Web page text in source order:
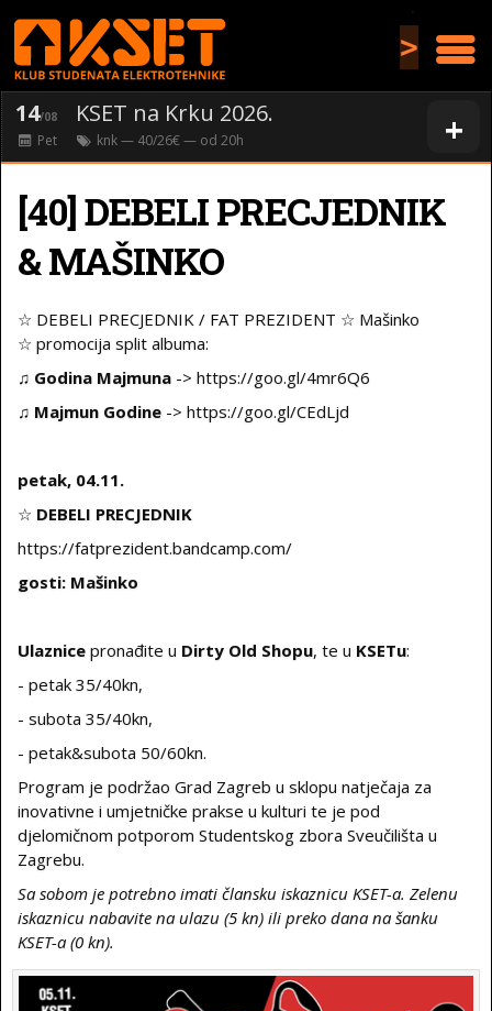
>
+
14/08 KSET na Krku 2026.
Pet knk— 40/26€ — od 20h
[40] DEBELI PRECJEDNIK
& MAŠINKO
☆ DEBELI PRECJEDNIK / FAT PREZIDENT ☆ Mašinko
☆ promocija split albuma:
♫ Godina Majmuna -> https://goo.gl/4mr6Q6
♫ Majmun Godine -> https://goo.gl/CEdLjd
petak, 04.11.
☆ DEBELI PRECJEDNIK
https://fatprezident.bandcamp.com/
gosti: Mašinko
Ulaznice pronađite u Dirty Old Shopu, te u KSETu:
- petak 35/40kn,
- subota 35/40kn,
- petak&subota 50/60kn.
Program je podržao Grad Zagreb u sklopu natječaja za
inovativne i umjetničke prakse u kulturi te je pod
djelomičnom potporom Studentskog zbora Sveučilišta u
Zagrebu.
Sa sobom je potrebno imati člansku iskaznicu KSET-a. Zelenu
iskaznicu nabavite na ulazu (5 kn) ili preko dana na šanku
KSET-a (0 kn).